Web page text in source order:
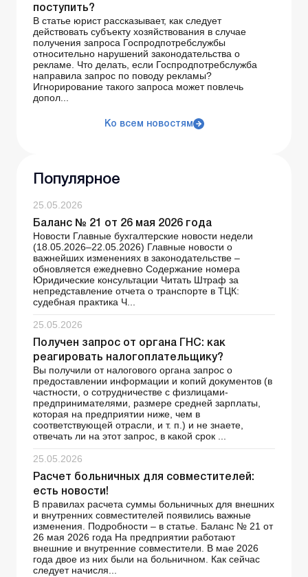
поступить?
В статье юрист рассказывает, как следует
действовать субъекту хозяйствования в случае
получения запроса Госпродпотребслужбы
относительно нарушений законодательства о
рекламе. Что делать, если Госпродпотребслужба
направила запрос по поводу рекламы?
Игнорирование такого запроса может повлечь
допол...
Ко всем новостям
Популярное
25.05.2026
Баланс № 21 от 26 мая 2026 года
Новости Главные бухгалтерские новости недели
(18.05.2026–22.05.2026) Главные новости о
важнейших изменениях в законодательстве –
обновляется ежедневно Содержание номера
Юридические консультации Читать Штраф за
непредставление отчета о транспорте в ТЦК:
судебная практика Ч...
25.05.2026
Получен запрос от органа ГНС: как
реагировать налогоплательщику?
Вы получили от налогового органа запрос о
предоставлении информации и копий документов (в
частности, о сотрудничестве с физлицами-
предпринимателями, размере средней зарплаты,
которая на предприятии ниже, чем в
соответствующей отрасли, и т. п.) и не знаете,
отвечать ли на этот запрос, в какой срок ...
25.05.2026
Расчет больничных для совместителей:
есть новости!
В правилах расчета суммы больничных для внешних
и внутренних совместителей появились важные
изменения. Подробности – в статье. Баланс № 21 от
26 мая 2026 года На предприятии работают
внешние и внутренние совместители. В мае 2026
года двое из них были на больничном. Как сейчас
следует начисля...